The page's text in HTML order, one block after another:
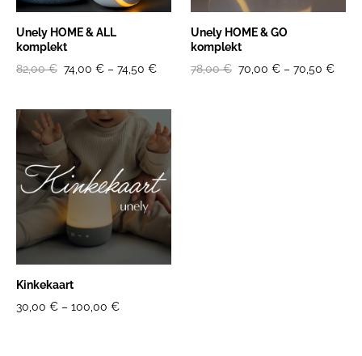
Unely HOME & ALL
komplekt
82,00 € 74,00 € – 74,50 €
Unely HOME & GO
komplekt
78,00 € 70,00 € – 70,50 €
Kinkekaart
30,00 € – 100,00 €